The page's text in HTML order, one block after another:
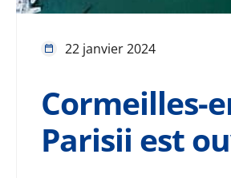
22 janvier 2024
Cormeilles-
Parisii est